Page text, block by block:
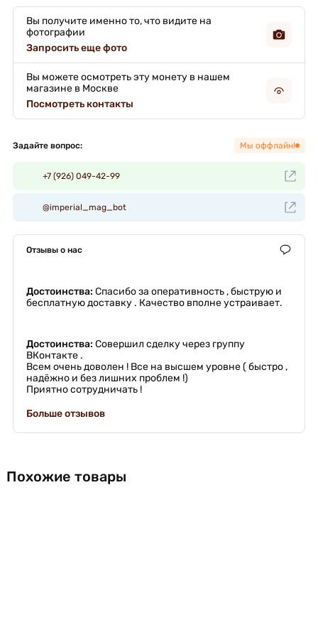
Вы получите именно то, что видите на
фотографии
Запросить еще фото
Вы можете осмотреть эту монету в нашем
магазине в Москве
Посмотреть контакты
Задайте вопрос: Мы оффлайн!
+7 (926) 049-42-99
@imperial_mag_bot
Отзывы о нас
Достоинства: Спасибо за оперативность , быструю и
бесплатную доставку . Качество вполне устраивает.
Достоинства: Совершил сделку через группу
ВКонтакте .
Всем очень доволен ! Все на высшем уровне ( быстро ,
надёжно и без лишних проблем !)
Приятно сотрудничать !
Больше отзывов
Похожие товары